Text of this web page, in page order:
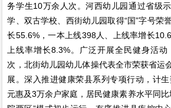
务学生10万余人次。河西幼儿园通过省级
学、双古学校、西街幼儿园取得“国”字号荣
长55.6%，一本上线398人、上线率增长
上线率增长8.3%。广泛开展全民健身活
次，北街幼儿园幼儿体操代表全市荣获省运
展。深入推进健康荣县系列专项行动，计
元惠及3万余户家庭，居民健康素养水平同